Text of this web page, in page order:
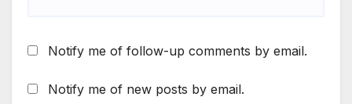
Notify me of follow-up comments by email.
Notify me of new posts by email.